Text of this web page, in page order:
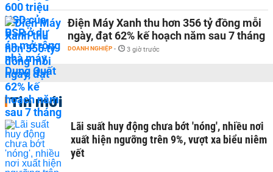
Điện Máy Xanh thu hơn 356 tỷ đồng mỗi
ngày, đạt 62% kế hoạch năm sau 7 tháng
DOANH NGHIỆP - 3 giờ trước
Tin mới
Lãi suất huy động chưa bớt 'nóng', nhiều nơi
xuất hiện ngưỡng trên 9%, vượt xa biểu niêm
yết